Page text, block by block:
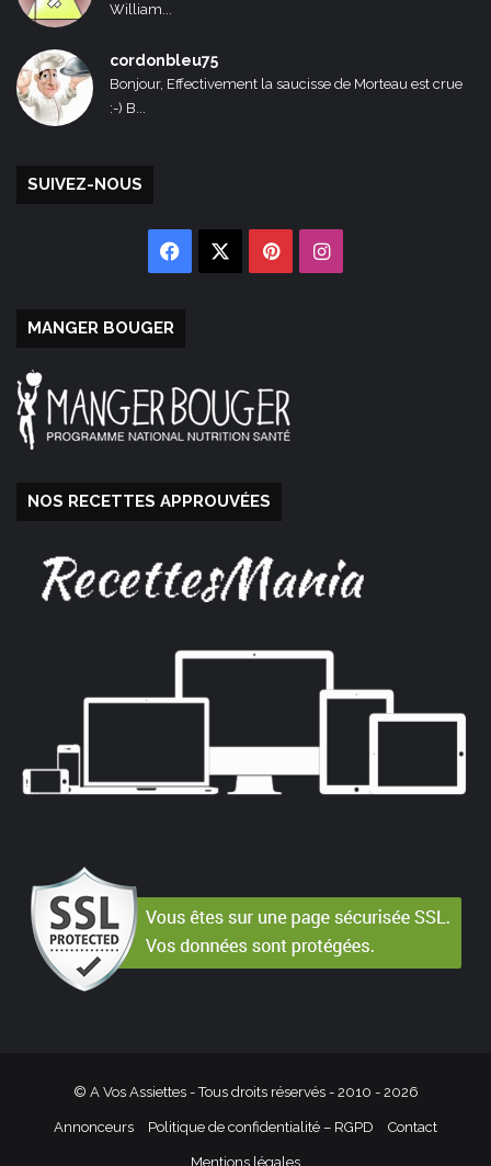
William...
cordonbleu75
Bonjour, Effectivement la saucisse de Morteau est crue
:-) B...
SUIVEZ-NOUS
Facebook PinterestInstagram
MANGER BOUGER
NOS RECETTES APPROUVÉES
© A Vos Assiettes - Tous droits réservés - 2010 - 2026
Annonceurs Politique de confidentialité – RGPD Contact
Mentions légales